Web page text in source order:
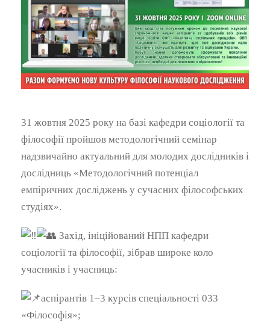
31 жовтня 2025 року на базі кафедри соціології та
філософії пройшов методологічний семінар
надзвичайно актуальний для молодих дослідників і
дослідниць «Методологічний потенціал
емпіричних досліджень у сучасних філософських
студіях».
Захід, ініційований НПП кафедри
соціології та філософії, зібрав широке коло
учасників і учасниць:
аспірантів 1–3 курсів спеціальності 033
«Філософія»;